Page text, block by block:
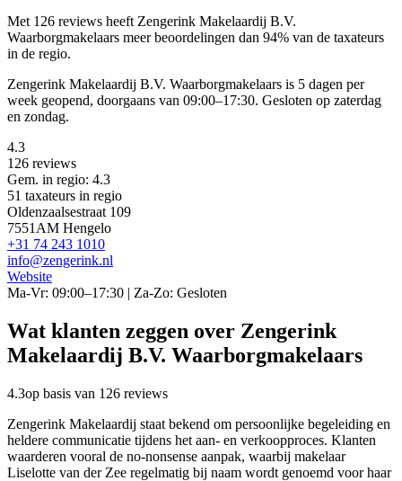
Met 126 reviews heeft Zengerink Makelaardij B.V.
Waarborgmakelaars meer beoordelingen dan 94% van de taxateurs
in de regio.
Zengerink Makelaardij B.V. Waarborgmakelaars is 5 dagen per
week geopend, doorgaans van 09:00–17:30. Gesloten op zaterdag
en zondag.
4.3
126 reviews
Gem. in regio: 4.3
51 taxateurs in regio
Oldenzaalsestraat 109
7551AM Hengelo
+31 74 243 1010
info@zengerink.nl
Website
Ma-Vr: 09:00–17:30 | Za-Zo: Gesloten
Wat klanten zeggen over Zengerink
Makelaardij B.V. Waarborgmakelaars
4.3op basis van 126 reviews
Zengerink Makelaardij staat bekend om persoonlijke begeleiding en
heldere communicatie tijdens het aan- en verkoopproces. Klanten
waarderen vooral de no-nonsense aanpak, waarbij makelaar
Liselotte van der Zee regelmatig bij naam wordt genoemd voor haar